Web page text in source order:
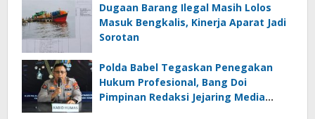
Dugaan Barang Ilegal Masih Lolos
Masuk Bengkalis, Kinerja Aparat Jadi
Sorotan
Polda Babel Tegaskan Penegakan
Hukum Profesional, Bang Doi
Pimpinan Redaksi Jejaring Media